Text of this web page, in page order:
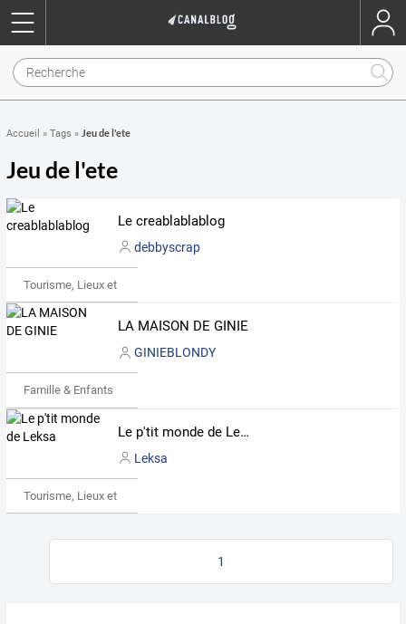
Accueil » Tags » Jeu de l'ete
Jeu de l'ete
Le creablablablog
debbyscrap
Tourisme, Lieux et Événements
LA MAISON DE GINIE
GINIEBLONDY
Famille & Enfants
Le p'tit monde de Leksa
Leksa
Tourisme, Lieux et Événements
1